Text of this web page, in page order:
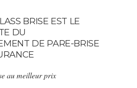
BRISE EST LE
DU
DE PARE-BRISE
au meilleur prix